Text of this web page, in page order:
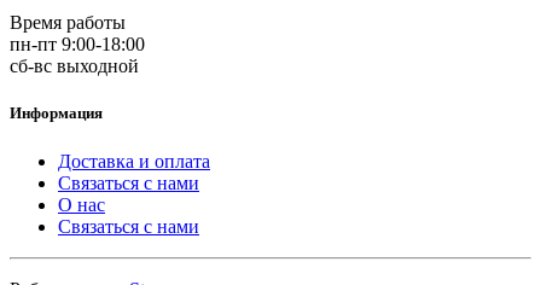
Время работы
пн-пт 9:00-18:00
сб-вс выходной
Информация
Доставка и оплата
Связаться с нами
О нас
Связаться с нами